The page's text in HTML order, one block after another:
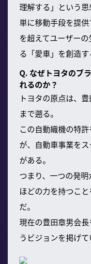
理解する」という思
単に移動手段を提
を超えてユーザー
る「愛車」を創造す
Q. なぜトヨタのブ
れるのか？
トヨタの原点は、
まで遡る。
この自動織機の特
が、自動車事業を
がある。
つまり、一つの発
ほどの力を持つこ
だ。
現在の豊田章男会
うビジョンを掲げて